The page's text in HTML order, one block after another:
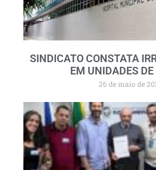
SINDICATO CONSTATA
EM UNIDADES
26 de maio de